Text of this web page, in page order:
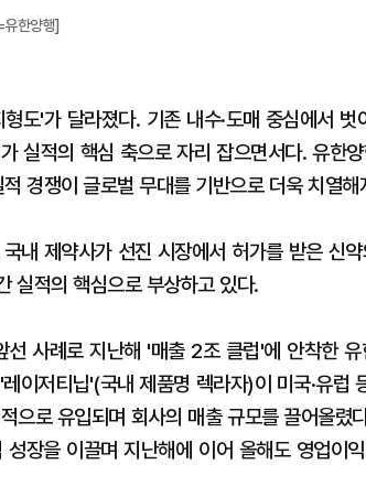
한양행]
도'가 달라졌다. 기존 내수·도매 중심에서 벗
실적의 핵심 축으로 자리 잡으면서다. 유한
경쟁이 글로벌 무대를 기반으로 더욱 치열해
내 제약사가 선진 시장에서 허가를 받은 신
실적의 핵심으로 부상하고 있다.
선 사례로 지난해 '매출 2조 클럽'에 안착한
이저티닙'(국내 제품명 렉라자)이 미국·유럽
으로 유입되며 회사의 매출 규모를 끌어올렸
성장을 이끌며 지난해에 이어 올해도 영업이